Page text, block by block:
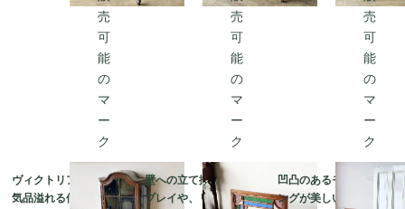
ヴィクトリア朝後期の
気品溢れる佇まいのツ
壁への立て掛けディス
プレイや、リノベーシ
凹凸のあるモールディ
ングが美しい現状渡し